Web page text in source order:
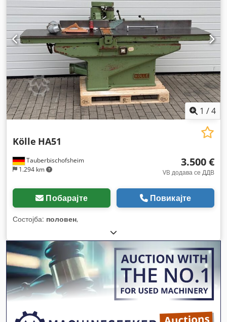
1 /4
Tauberbischofsheim
1.294 km
Kölle HA51
3.500 €
VB додава се ДДВ
Побарајте Повикајте
Состојба: половен,